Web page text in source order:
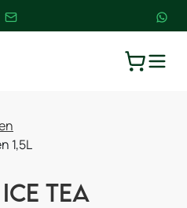
1,5L
tea